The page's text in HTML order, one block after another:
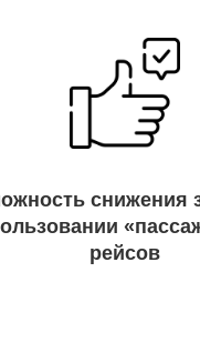
снижения
рейсов